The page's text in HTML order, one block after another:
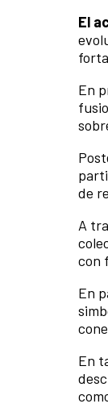
El
En
de
A
con
En
En